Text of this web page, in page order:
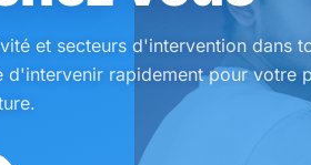
et secteurs d'intervention dans
d'intervenir rapidement pour votre